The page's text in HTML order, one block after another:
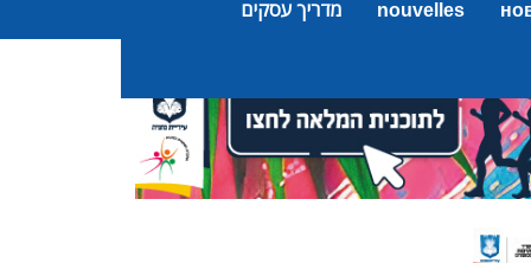
nouvelles מדריך עסקים